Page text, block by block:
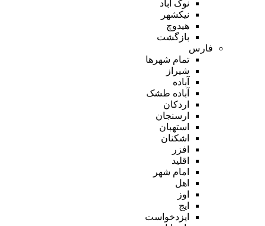
نوک آباد
نیکشهر
هیدوچ
بازگشت
فارس
تمام شهر‌ها
شیراز
آباده
آباده طشک
اردکان
ارسنجان
استهبان
اشکنان
افزر
اقلید
امام شهر
اهل
اوز
ایج
ایزدخواست